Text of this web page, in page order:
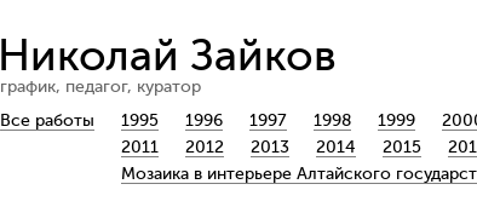
Николай Зайков
график, педагог, куратор
Все работы
1995 1996 1997 1998 1999
2011
2012 2013 2014 2015
Мозаика в интерьере Алтайского